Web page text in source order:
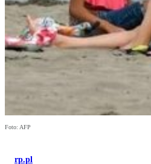
Foto: AFP
rp.pl